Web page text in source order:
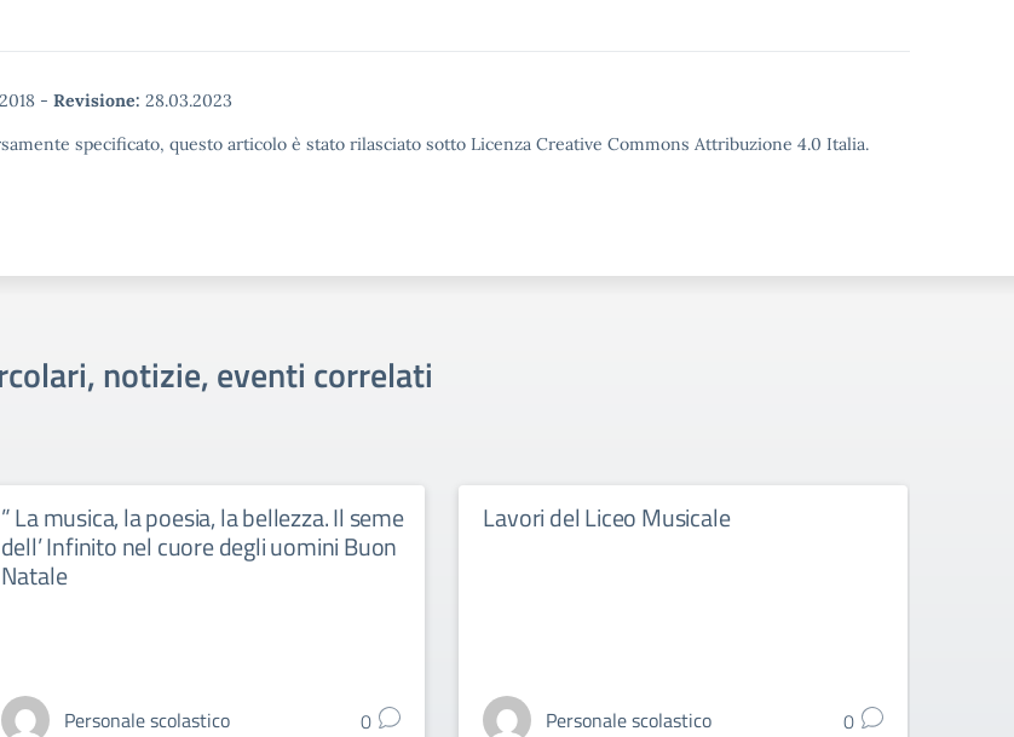
- Revisione: 28.03.2023
specificato, questo articolo è stato rilasciato sotto Licenza Creative Commons Attribuzione 4.0 Italia.
notizie, eventi correlati
” La musica, la poesia, la bellezza. Il seme
dell’ Infinito nel cuore degli uomini Buon
Natale
Personale scolastico 0
Lavori del Liceo Musicale
Personale scolastico 0